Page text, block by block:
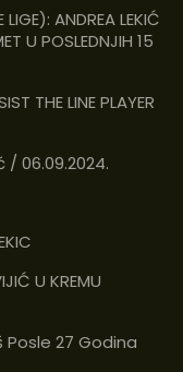
ANDREA LEKIĆ
U POSLEDNJIH 15
THE LINE PLAYER
/ 06.09.2024.
U KREMU
Posle 27 Godina